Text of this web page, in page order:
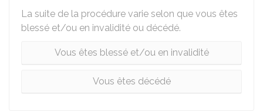
La suite de la procédure varie selon que vous êtes
blessé et/ou en invalidité ou décédé.
Vous êtes blessé et/ou en invalidité
Vous êtes décédé